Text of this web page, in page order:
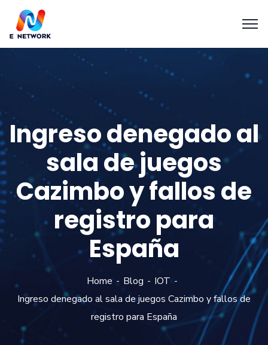
Ingreso denegado al
sala de juegos
Cazimbo y fallos de
registro para
España
Home Blog
IOT
Ingreso denegado al sala de juegos Cazimbo y fallos de
registro para España